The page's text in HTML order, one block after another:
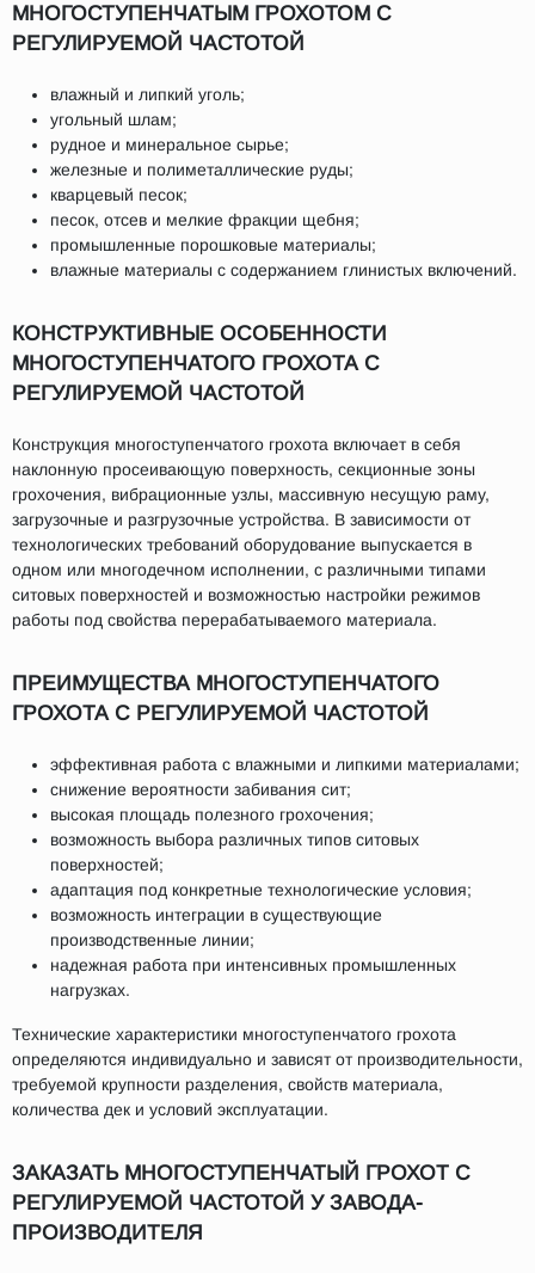
МНОГОСТУПЕНЧАТЫМ ГРОХОТОМ С
РЕГУЛИРУЕМОЙ ЧАСТОТОЙ
влажный и липкий уголь;
угольный шлам;
рудное и минеральное сырье;
железные и полиметаллические руды;
кварцевый песок;
песок, отсев и мелкие фракции щебня;
промышленные порошковые материалы;
влажные материалы с содержанием глинистых включений.
КОНСТРУКТИВНЫЕ ОСОБЕННОСТИ
МНОГОСТУПЕНЧАТОГО ГРОХОТА С
РЕГУЛИРУЕМОЙ ЧАСТОТОЙ
Конструкция многоступенчатого грохота включает в себя
наклонную просеивающую поверхность, секционные зоны
грохочения, вибрационные узлы, массивную несущую раму,
загрузочные и разгрузочные устройства. В зависимости от
технологических требований оборудование выпускается в
одном или многодечном исполнении, с различными типами
ситовых поверхностей и возможностью настройки режимов
работы под свойства перерабатываемого материала.
ПРЕИМУЩЕСТВА МНОГОСТУПЕНЧАТОГО
ГРОХОТА С РЕГУЛИРУЕМОЙ ЧАСТОТОЙ
эффективная работа с влажными и липкими материалами;
снижение вероятности забивания сит;
высокая площадь полезного грохочения;
возможность выбора различных типов ситовых
поверхностей;
адаптация под конкретные технологические условия;
возможность интеграции в существующие
производственные линии;
надежная работа при интенсивных промышленных
нагрузках.
Технические характеристики многоступенчатого грохота
определяются индивидуально и зависят от производительности,
требуемой крупности разделения, свойств материала,
количества дек и условий эксплуатации.
ЗАКАЗАТЬ МНОГОСТУПЕНЧАТЫЙ ГРОХОТ С
РЕГУЛИРУЕМОЙ ЧАСТОТОЙ У ЗАВОДА-
ПРОИЗВОДИТЕЛЯ